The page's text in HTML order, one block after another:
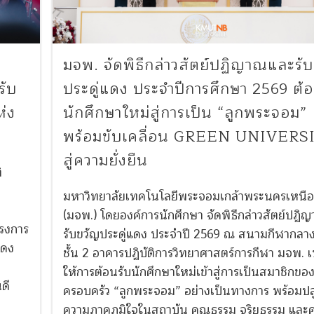
บ
การ
ง
มจพ. จัดพิธีกล่าวสัตย์ปฏิญาณและรั
ประดู่แดง ประจำปีการศึกษา 2569 ต้
นักศึกษาใหม่สู่การเป็น “ลูกพระจอม”
พร้อมขับเคลื่อน GREEN
สู่ความยั่งยืน
มหาวิทยาลัยเทคโนโลยีพระจอมเกล้าพระนครเหนือ
(มจพ.) โดยองค์การนักศึกษา จัดพิธีกล่าวสัตย์ปฏิ
รับขวัญประดู่แดง ประจำปี 2569 ณ สนามกีฬากลา
ชั้น 2 อาคารปฏิบัติการวิทยาศาสตร์การกีฬา มจพ.
ให้การต้อนรับนักศึกษาใหม่เข้าสู่การเป็นสมาชิกขอ
ครอบครัว “ลูกพระจอม” อย่างเป็นทางการ พร้อม